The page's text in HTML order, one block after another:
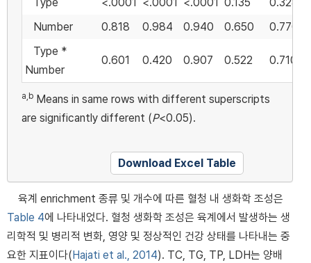
Number
0.818 0.984 0.940 0.650 0.770
Type *
Number
0.601 0.420 0.907 0.522 0.710
a,b Means in same rows with different superscripts
are significantly different (P<0.05).
Download Excel Table
육계 enrichment 종류 및 개수에 따른 혈청 내 생화학 조성은
Table 4에 나타내었다. 혈청 생화학 조성은 육계에서 발생하는 생
리학적 및 병리적 변화, 영양 및 정상적인 건강 상태를 나타내는 중
요한 지표이다(Hajati et al., 2014). TC, TG, TP, LDH는 양배